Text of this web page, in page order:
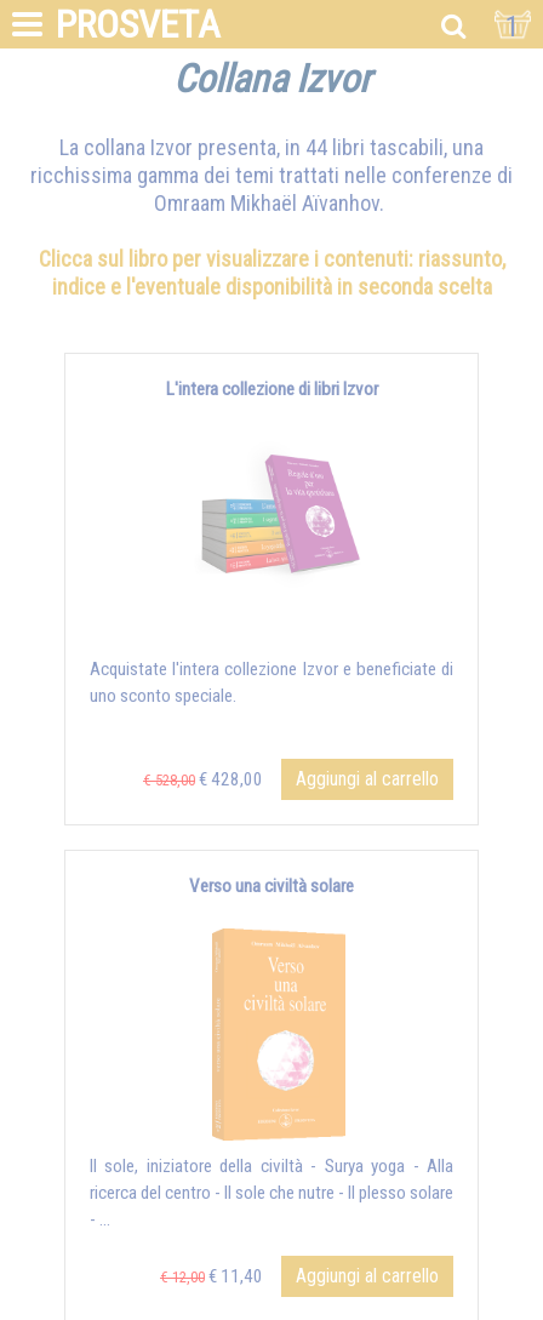
PROSVETA 1
Collana Izvor
La collana Izvor presenta, in 44 libri tascabili, una
ricchissima gamma dei temi trattati nelle conferenze di
Omraam Mikhaël Aïvanhov.
Clicca sul libro per visualizzare i contenuti: riassunto,
indice e l'eventuale disponibilità in seconda scelta
L'intera collezione di libri Izvor
Acquistate l'intera collezione Izvor e beneficiate di
uno sconto speciale.
€ 528,00 € 428,00 Aggiungi al carrello
Verso una civiltà solare
Il sole, iniziatore della civiltà - Surya yoga - Alla
ricerca del centro - Il sole che nutre - Il plesso solare
- ...
€ 12,00 € 11,40 Aggiungi al carrello